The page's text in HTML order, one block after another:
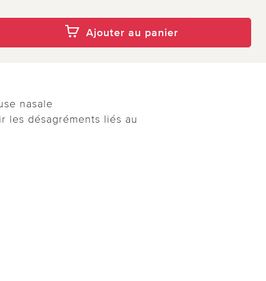
Ajouter au panier
nasale
les désagréments liés au